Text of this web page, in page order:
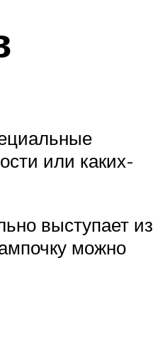
или каких-
выступает из
можно